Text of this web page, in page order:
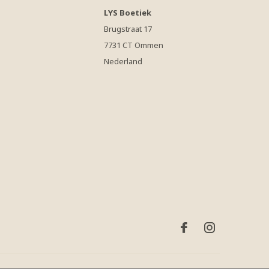
LYS Boetiek
Brugstraat 17
7731 CT Ommen
Nederland